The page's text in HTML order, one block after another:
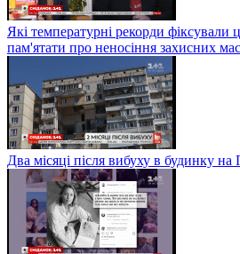
Які температурні рекорди фіксували
пам'ятати про неносіння захисних
Два місяці після вибуху в будинку